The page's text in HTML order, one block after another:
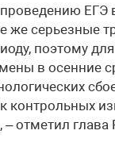
ЕГЭ
же серьезные
поэтому
в осенние
контрольных
– отметил